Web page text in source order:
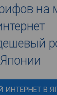
на
Японии
ИНТЕРНЕТ В